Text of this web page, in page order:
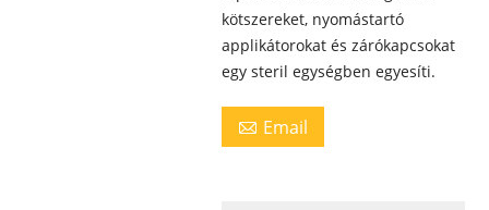
kötszereket, nyomástartó
applikátorokat és zárókapcsokat
egy steril egységben egyesíti.
 Email